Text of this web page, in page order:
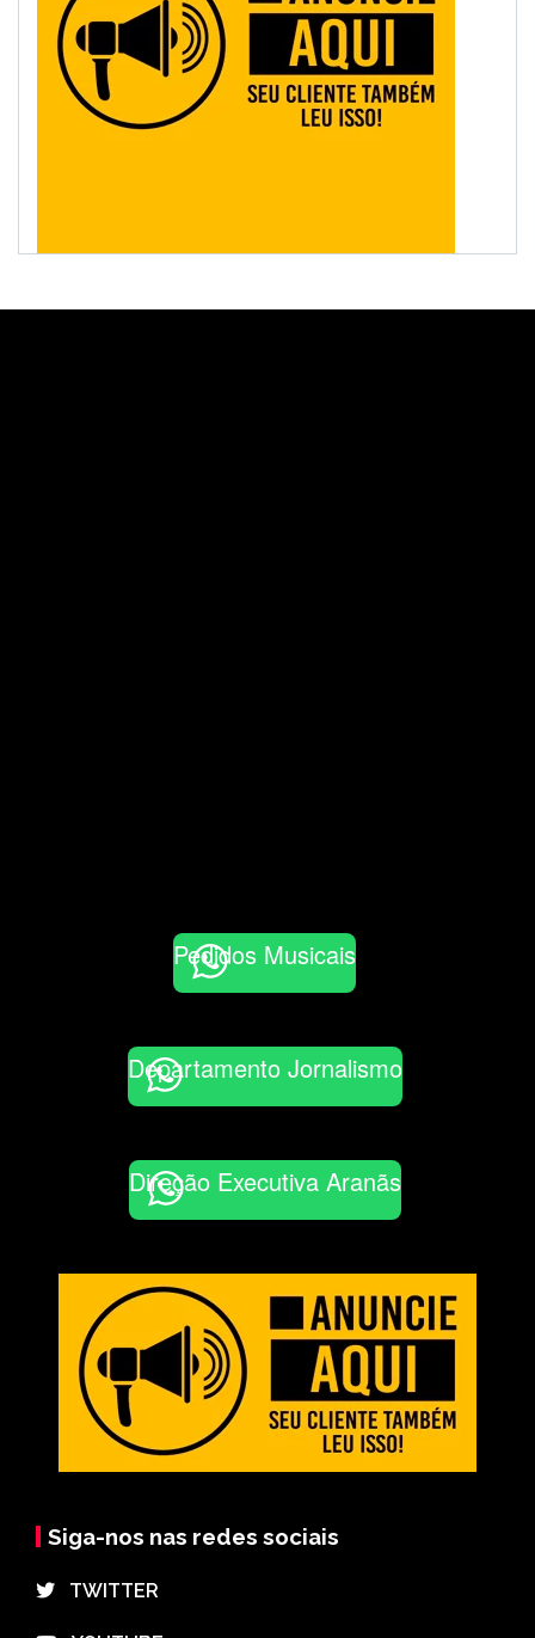
Pedidos Musicais
Departamento Jornalismo
Direção Executiva Aranãs
Siga-nos nas redes sociais
⠀TWITTER